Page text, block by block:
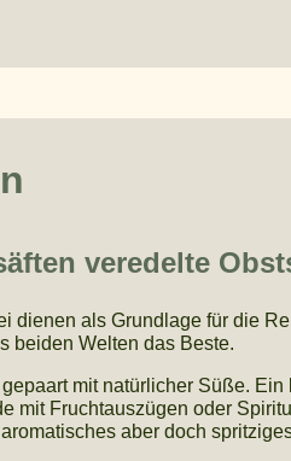
veredelte
dienen als Grundlage für die
beiden Welten das Beste.
mit natürlicher Süße.
mit Fruchtauszügen oder
aber doch